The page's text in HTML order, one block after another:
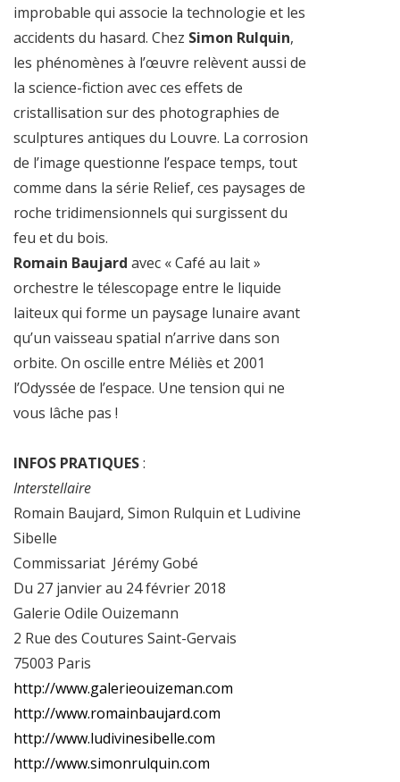
improbable qui associe la technologie et les
accidents du hasard. Chez Simon Rulquin,
les phénomènes à l’œuvre relèvent aussi de
la science-fiction avec ces effets de
cristallisation sur des photographies de
sculptures antiques du Louvre. La corrosion
de l’image questionne l’espace temps, tout
comme dans la série Relief, ces paysages de
roche tridimensionnels qui surgissent du
feu et du bois.
Romain Baujard avec « Café au lait »
orchestre le télescopage entre le liquide
laiteux qui forme un paysage lunaire avant
qu’un vaisseau spatial n’arrive dans son
orbite. On oscille entre Méliès et 2001
l’Odyssée de l’espace. Une tension qui ne
vous lâche pas !
INFOS PRATIQUES:
Interstellaire
Romain Baujard, Simon Rulquin et Ludivine
Sibelle
Commissariat Jérémy Gobé
Du 27 janvier au 24 février 2018
Galerie Odile Ouizemann
2 Rue des Coutures Saint-Gervais
75003 Paris
http://www.galerieouizeman.com
http://www.romainbaujard.com
http://www.ludivinesibelle.com
http://www.simonrulquin.com